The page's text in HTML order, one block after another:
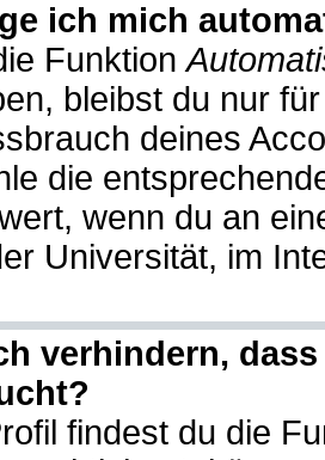
ich mich
Funktion
bleibst du nur
deines
die
wenn du an
Universität, im
verhindern,
findest du die